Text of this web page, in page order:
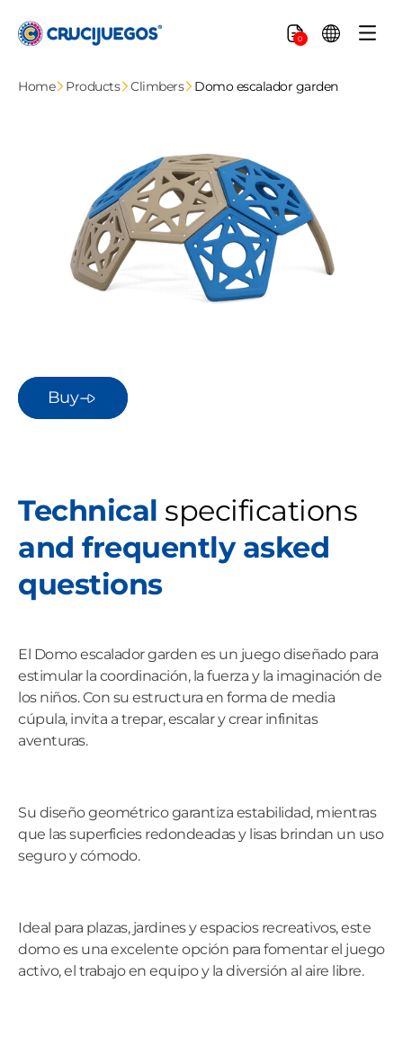
content
Cart
0
Home Products Climbers Domo escalador garden
Buy
Technical specifications
and frequently asked
questions
El Domo escalador garden es un juego diseñado para
estimular la coordinación, la fuerza y la imaginación de
los niños. Con su estructura en forma de media
cúpula, invita a trepar, escalar y crear infinitas
aventuras.
Su diseño geométrico garantiza estabilidad, mientras
que las superficies redondeadas y lisas brindan un uso
seguro y cómodo.
Ideal para plazas, jardines y espacios recreativos, este
domo es una excelente opción para fomentar el juego
activo, el trabajo en equipo y la diversión al aire libre.